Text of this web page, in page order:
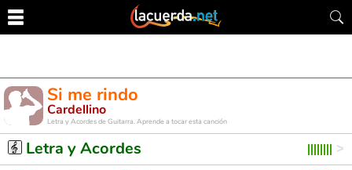
Si me rindo
Cardellino
Letra y Acordes de Guitarra. Aprende a tocar esta canción
Letra y Acordes